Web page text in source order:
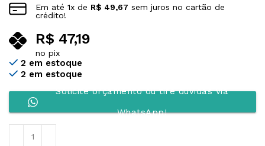
Em até1x de R$ 49,67 sem juros no cartão de
crédito!
R$ 47,19
no pix
2 em estoque
2 em estoque
Solicite orçamento ou tire dúvidas via
WhatsApp!